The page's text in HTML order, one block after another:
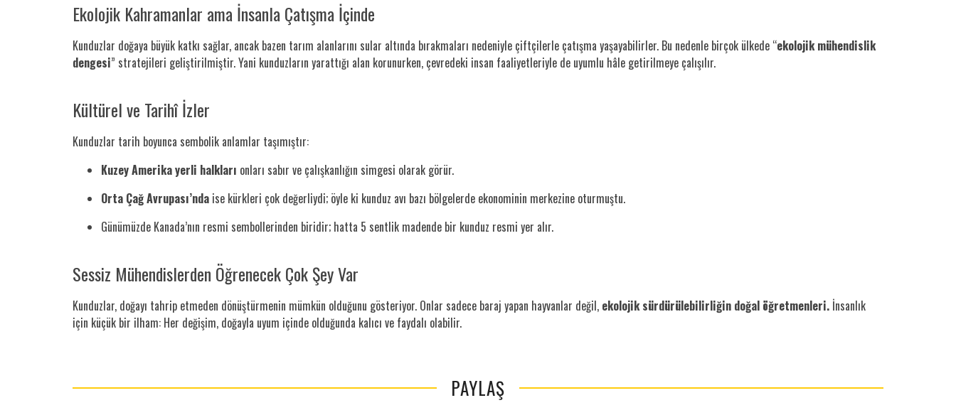
Ekolojik Kahramanlar ama İnsanla Çatışma İçinde
Kunduzlar doğaya büyük katkı sağlar, ancak bazen tarım alanlarını sular altında bırakmaları nedeniyle çiftçilerle çatışma yaşayabilirler. Bu nedenle birçok ülkede “ekolojik mühendislik
dengesi” stratejileri geliştirilmiştir. Yani kunduzların yarattığı alan korunurken, çevredeki insan faaliyetleriyle de uyumlu hâle getirilmeye çalışılır.
Kültürel ve Tarihî İzler
Kunduzlar tarih boyunca sembolik anlamlar taşımıştır:
Kuzey Amerika yerli halkları onları sabır ve çalışkanlığın simgesi olarak görür.
Orta Çağ Avrupası’nda ise kürkleri çok değerliydi; öyle ki kunduz avı bazı bölgelerde ekonominin merkezine oturmuştu.
Günümüzde Kanada’nın resmi sembollerinden biridir; hatta 5 sentlik madende bir kunduz resmi yer alır.
Sessiz Mühendislerden Öğrenecek Çok Şey Var
Kunduzlar, doğayı tahrip etmeden dönüştürmenin mümkün olduğunu gösteriyor. Onlar sadece baraj yapan hayvanlar değil, ekolojik sürdürülebilirliğin doğal öğretmenleri. İnsanlık
için küçük bir ilham: Her değişim, doğayla uyum içinde olduğunda kalıcı ve faydalı olabilir.
PAYLAŞ